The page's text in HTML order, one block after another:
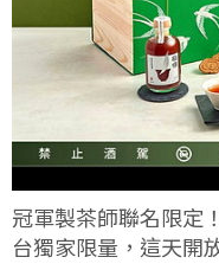
冠軍製茶師聯名限定
台獨家限量，這天開